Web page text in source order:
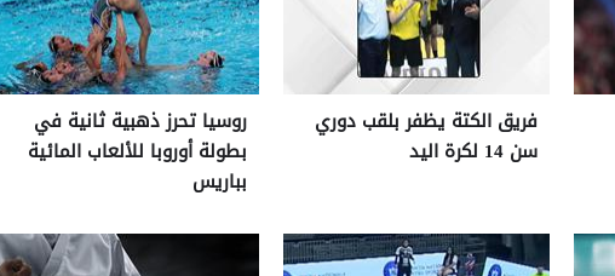
فريق الكتة يظفر بلقب دوري
سن 14 لكرة اليد
روسيا تحرز ذهبية ثانية في
بطولة أوروبا للألعاب المائية
بباريس